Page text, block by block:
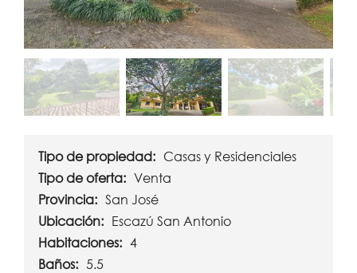
Tipo de propiedad: Casas y Residenciales
Tipo de oferta: Venta
Provincia: San José
Ubicación: Escazú San Antonio
Habitaciones: 4
Baños: 5.5